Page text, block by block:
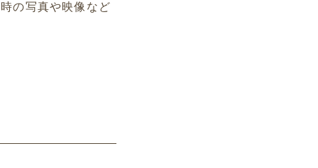
の写真や映像など